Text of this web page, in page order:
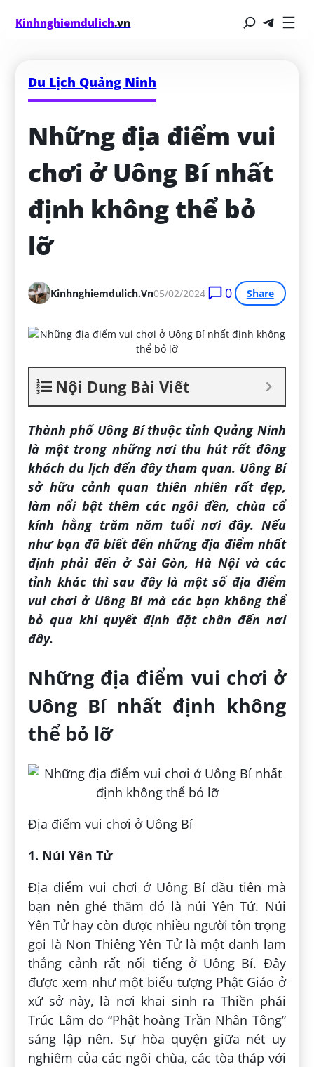
Kinhnghiemdulich.vn
Du Lịch Quảng Ninh
Những địa điểm vui
chơi ở Uông Bí nhất
định không thể bỏ
lỡ
Kinhnghiemdulich.vn05/02/2024 0 Share
Nội Dung Bài Viết
Thành phố Uông Bí thuộc tỉnh Quảng Ninh
là một trong những nơi thu hút rất đông
khách du lịch đến đây tham quan. Uông Bí
sở hữu cảnh quan thiên nhiên rất đẹp,
làm nổi bật thêm các ngôi đền, chùa cổ
kính hằng trăm năm tuổi nơi đây. Nếu
như bạn đã biết đến những địa điểm nhất
định phải đến ở Sài Gòn, Hà Nội và các
tỉnh khác thì sau đây là một số địa điểm
vui chơi ở Uông Bí mà các bạn không thể
bỏ qua khi quyết định đặt chân đến nơi
đây.
Những địa điểm vui chơi ở
Uông Bí nhất định không
thể bỏ lỡ
Địa điểm vui chơi ở Uông Bí
1. Núi Yên Tử
Địa điểm vui chơi ở Uông Bí đầu tiên mà
bạn nên ghé thăm đó là núi Yên Tử. Núi
Yên Tử hay còn được nhiều người tôn trọng
gọi là Non Thiêng Yên Tử là một danh lam
thắng cảnh rất nổi tiếng ở Uông Bí. Đây
được xem như một biểu tượng Phật Giáo ở
xứ sở này, là nơi khai sinh ra Thiền phái
Trúc Lâm do “Phật hoàng Trần Nhân Tông”
sáng lập nên. Sự hòa quyện giữa nét uy
nghiêm của các ngôi chùa, các tòa tháp với